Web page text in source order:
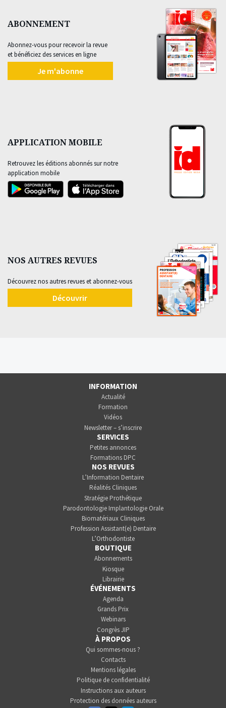
ABONNEMENT
Abonnez-vous pour recevoir la revue
et bénéficiez des services en ligne
Je m'abonne
APPLICATION MOBILE
Retrouvez les éditions abonnés sur notre
application mobile
NOS AUTRES REVUES
Découvrez nos autres revues et abonnez-vous
Découvrir
INFORMATION
Actualité
Formation
Vidéos
Newsletter – s’inscrire
SERVICES
Petites annonces
Formations DPC
NOS REVUES
L’Information Dentaire
Réalités Cliniques
Stratégie Prothétique
Parodontologie Implantologie Orale
Biomatériaux Cliniques
Profession Assistant(e) Dentaire
L’Orthodontiste
BOUTIQUE
Abonnements
Kiosque
Librairie
ÉVÉNEMENTS
Agenda
Grands Prix
Webinars
Congrès JIP
À PROPOS
Qui sommes-nous ?
Contacts
Mentions légales
Politique de confidentialité
Instructions aux auteurs
Protection des données auteurs